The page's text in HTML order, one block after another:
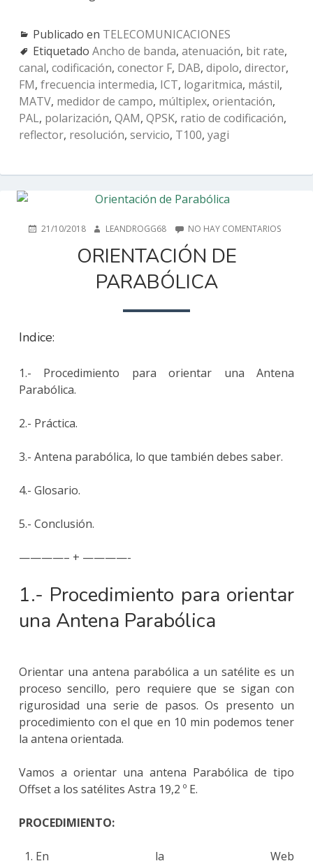
Publicado en TELECOMUNICACIONES
Etiquetado Ancho de banda, atenuación, bit rate,
canal, codificación, conector F, DAB, dipolo, director,
FM, frecuencia intermedia, ICT, logaritmica, mástil,
MATV, medidor de campo, múltiplex, orientación,
PAL, polarización, QAM, QPSK, ratio de codificación,
reflector, resolución, servicio, T100, yagi
PUBLICADO
21/10/2018 AUTORLEANDROGG68 NO HAY COMENTARIOSEN
ORIENTACIÓN DE
PARABÓLICA
Indice:
1.- Procedimiento para orientar una Antena
Parabólica.
2.- Práctica.
3.- Antena parabólica, lo que también debes saber.
4.- Glosario.
5.- Conclusión.
————– + ————-
1.- Procedimiento para orientar
una Antena Parabólica
Orientar una antena parabólica a un satélite es un
proceso sencillo, pero requiere que se sigan con
rigurosidad una serie de pasos. Os presento un
procedimiento con el que en 10 min podemos tener
la antena orientada.
Vamos a orientar una antena Parabólica de tipo
Offset a los satélites Astra 19,2 º E.
PROCEDIMIENTO:
En la Web